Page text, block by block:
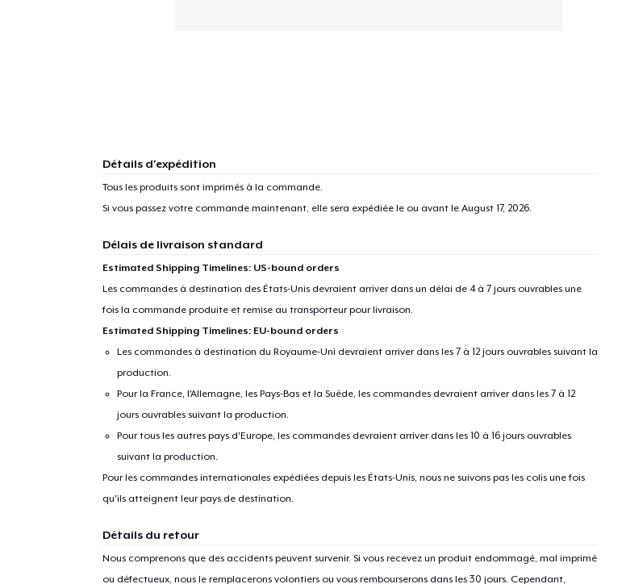
Détails d'expédition
Tous les produits sont imprimés à la commande.
Si vous passez votre commande maintenant, elle sera expédiée le ou avant le August 17, 2026.
Délais de livraison standard
Estimated Shipping Timelines: US-bound orders
Les commandes à destination des États-Unis devraient arriver dans un délai de 4 à 7 jours ouvrables une
fois la commande produite et remise au transporteur pour livraison.
Estimated Shipping Timelines: EU-bound orders
Les commandes à destination du Royaume-Uni devraient arriver dans les 7 à 12 jours ouvrables suivant la
production.
Pour la France, l'Allemagne, les Pays-Bas et la Suède, les commandes devraient arriver dans les 7 à 12
jours ouvrables suivant la production.
Pour tous les autres pays d'Europe, les commandes devraient arriver dans les 10 à 16 jours ouvrables
suivant la production.
Pour les commandes internationales expédiées depuis les États-Unis, nous ne suivons pas les colis une fois
qu'ils atteignent leur pays de destination.
Détails du retour
Nous comprenons que des accidents peuvent survenir. Si vous recevez un produit endommagé, mal imprimé
ou défectueux, nous le remplacerons volontiers ou vous rembourserons dans les 30 jours. Cependant,